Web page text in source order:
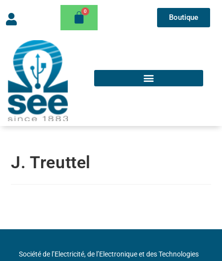
Boutique
J. Treuttel
Société de l’Electricité, de l’Electronique et des Technologies